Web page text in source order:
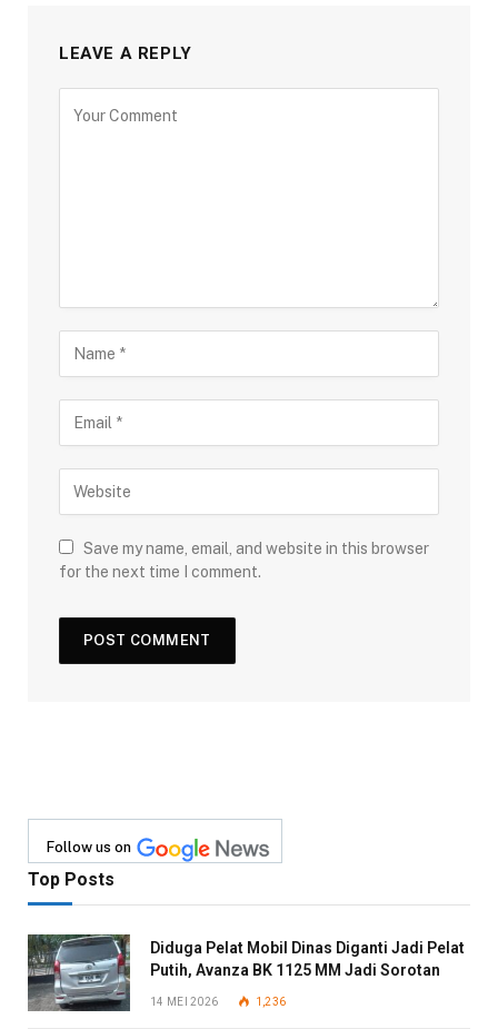
LEAVE A REPLY
Save my name, email, and website in this browser
for the next time I comment.
Follow us on
Top Posts
Diduga Pelat Mobil Dinas Diganti Jadi Pelat
Putih, Avanza BK 1125 MM Jadi Sorotan
14 MEI 2026 1,236